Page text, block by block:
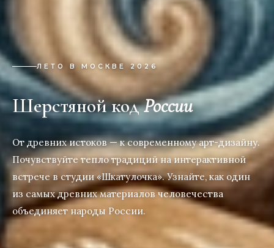
ЛЕТО В МОСКВЕ 2026
Шерстяной кодРоссии
От древних истоков — к современному арт-дизайну.
Почувствуйте тепло традиций на интерактивной
встрече в студии «Шкатулочка». Узнайте, как один
из самых древних материалов человечества
объединяет народы России.